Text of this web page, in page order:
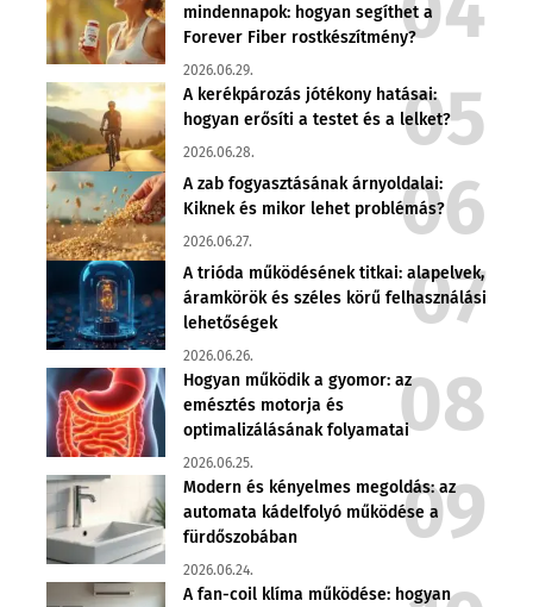
mindennapok: hogyan segíthet a
Forever Fiber rostkészítmény?
2026.06.29.
A kerékpározás jótékony hatásai:
hogyan erősíti a testet és a lelket?
2026.06.28.
A zab fogyasztásának árnyoldalai:
Kiknek és mikor lehet problémás?
2026.06.27.
A trióda működésének titkai: alapelvek,
áramkörök és széles körű felhasználási
lehetőségek
2026.06.26.
Hogyan működik a gyomor: az
emésztés motorja és
optimalizálásának folyamatai
2026.06.25.
Modern és kényelmes megoldás: az
automata kádelfolyó működése a
fürdőszobában
2026.06.24.
A fan-coil klíma működése: hogyan